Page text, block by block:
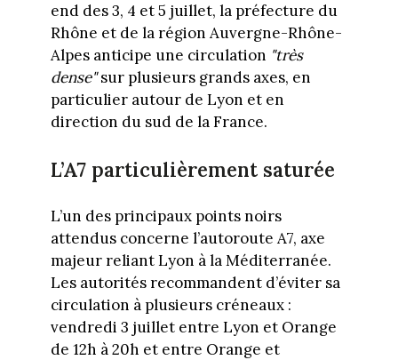
end des 3, 4 et 5 juillet, la préfecture du
Rhône et de la région Auvergne-Rhône-
Alpes anticipe une circulation "très
dense"sur plusieurs grands axes, en
particulier autour de Lyon et en
direction du sud de la France.
L’A7 particulièrement saturée
L’un des principaux points noirs
attendus concerne l’autoroute A7, axe
majeur reliant Lyon à la Méditerranée.
Les autorités recommandent d’éviter sa
circulation à plusieurs créneaux :
vendredi 3 juillet entre Lyon et Orange
de 12h à 20h et entre Orange et